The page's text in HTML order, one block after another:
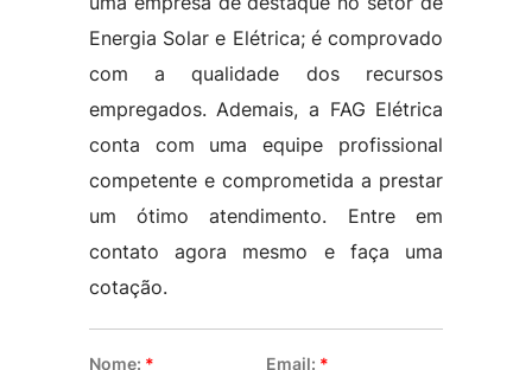
Energia Solar e Elétrica; é comprovado
com a qualidade dos recursos
empregados. Ademais, a FAG Elétrica
conta com uma equipe profissional
competente e comprometida a prestar
um ótimo atendimento. Entre em
contato agora mesmo e faça uma
cotação.
Nome: * Email: *